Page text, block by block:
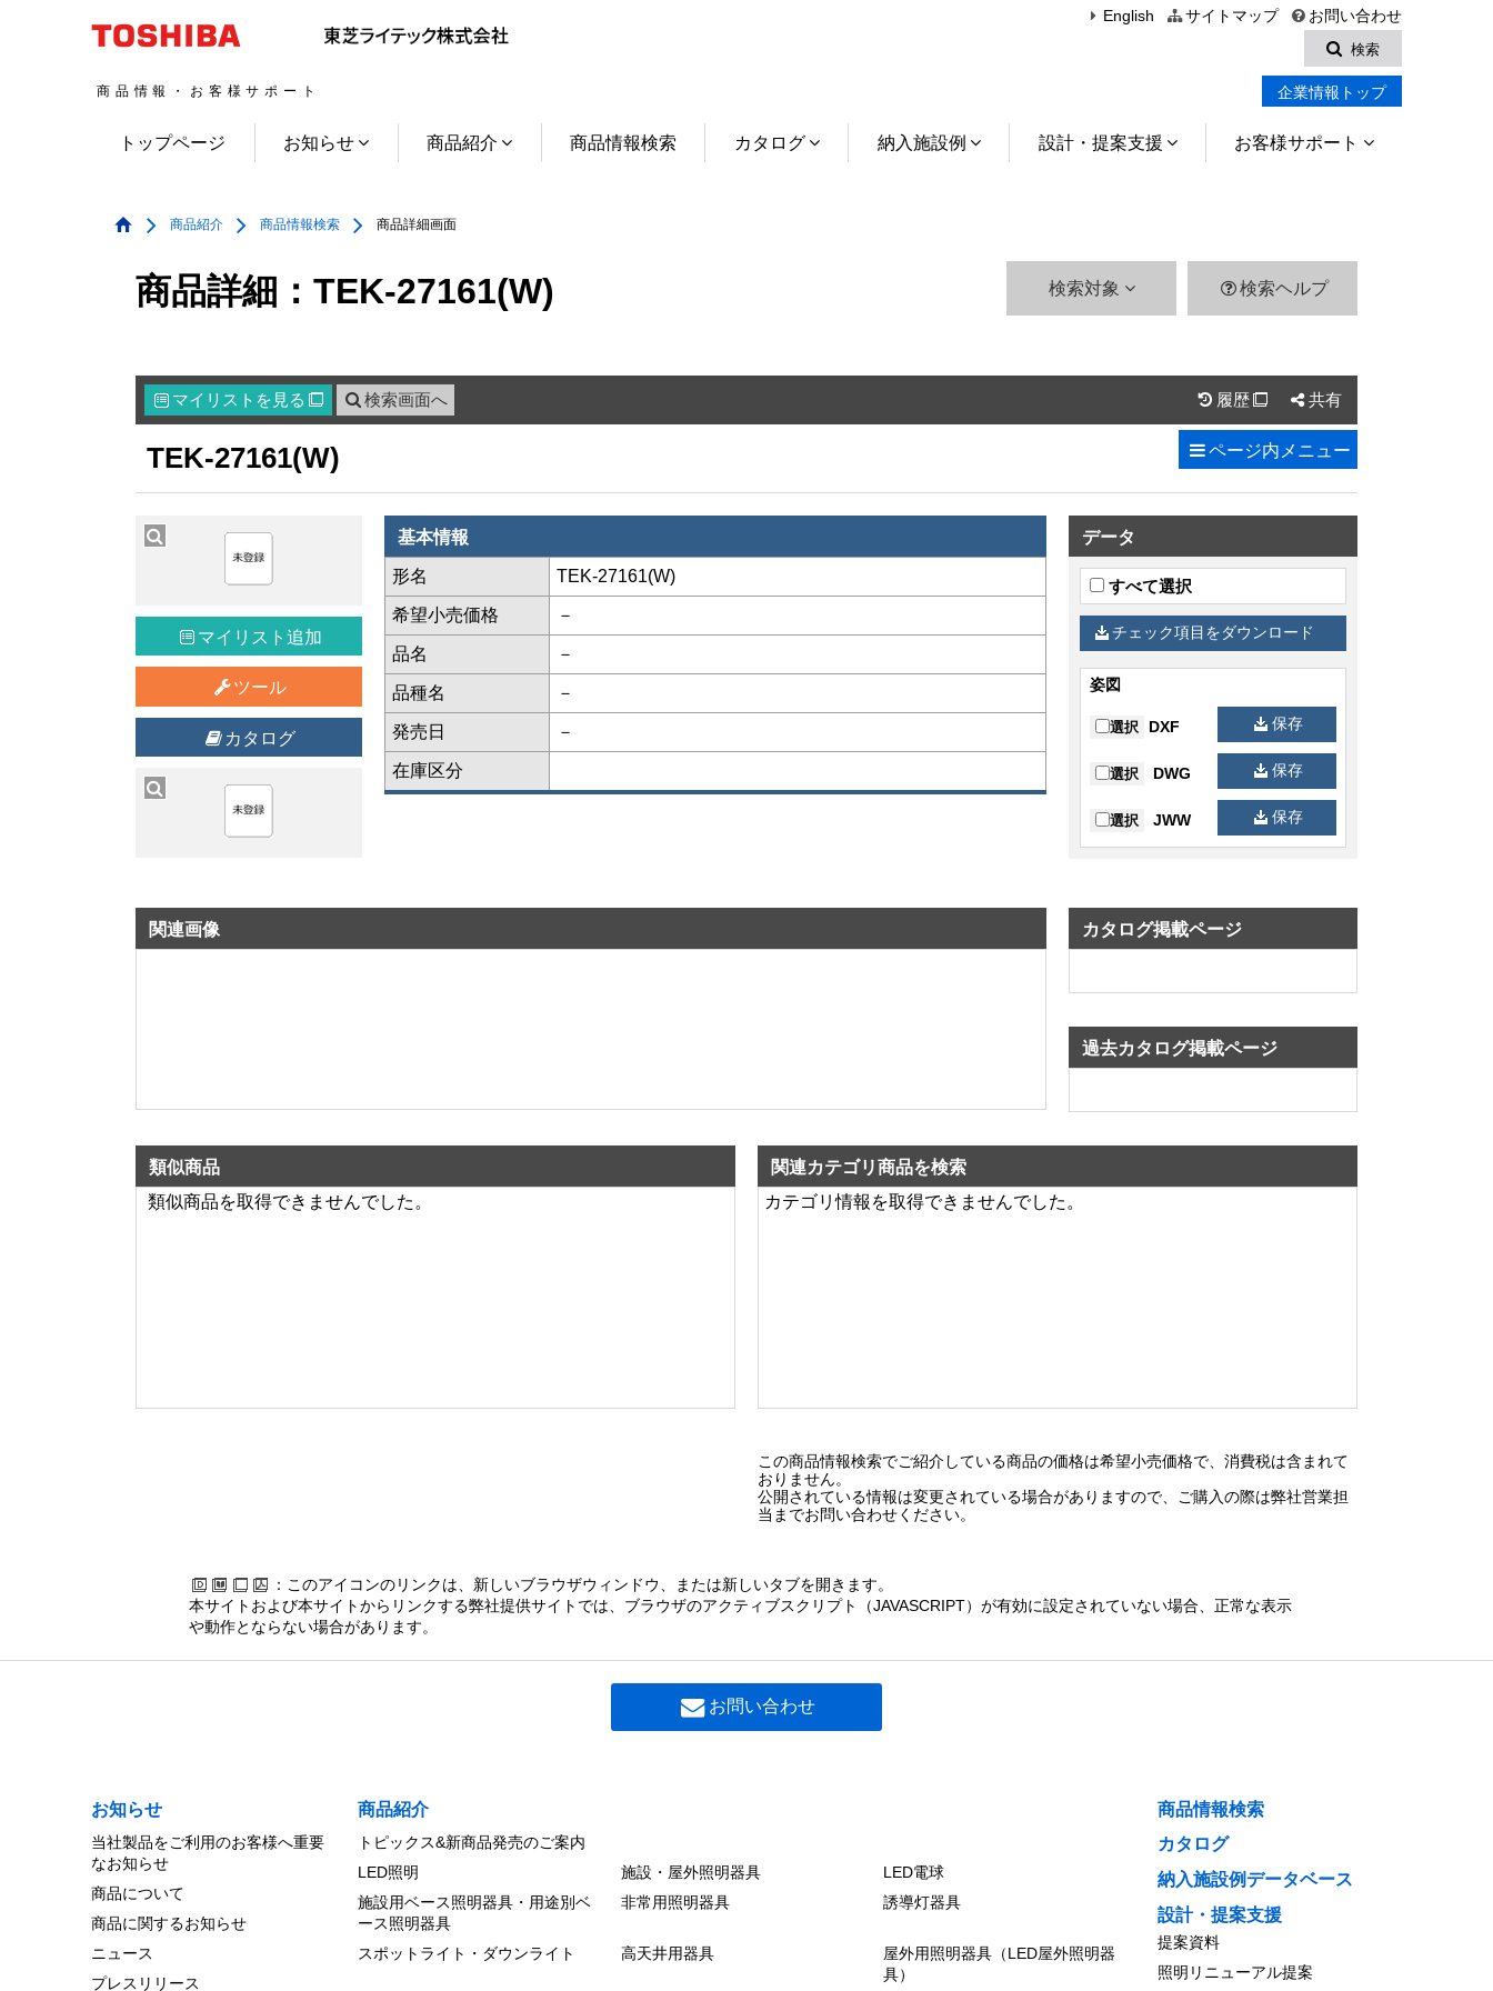
English サイトマップ
お問い合わせ
検索
商品情報・お客様サポート 企業情報トップ
トップページ お知らせ 商品紹介 商品情報検索 カタログ 納入施設例 設計・提案支援 お客様サポート
商品紹介 商品情報検索 商品詳細画面
商品詳細：TEK-27161(W) 検索対象 検索ヘルプ
マイリスト を見る  検索画面へ 履歴  共有
TEK-27161(W) ページ内 メニュー
マイリスト追加
ツール
カタログ
基本情報
形名 TEK-27161(W)
希望小売価格 －
品名 －
品種名 －
発売日 －
在庫区分
データ
すべて選択
チェック項目をダウンロード
姿図
選択 DXF 保存
選択 DWG 保存
選択 JWW 保存
関連画像 カタログ掲載ページ
過去カタログ掲載ページ
類似商品
類似商品を取得できませんでした。
関連カテゴリ商品を検索
カテゴリ情報を取得できませんでした。
この商品情報検索でご紹介している商品の価格は希望小売価格で、消費税は含まれて
おりません。
公開されている情報は変更されている場合がありますので、ご購入の際は弊社営業担
当までお問い合わせください。
：このアイコンのリンクは、新しいブラウザウィンドウ、または新しいタブを開きます。
本サイトおよび本サイトからリンクする弊社提供サイトでは、ブラウザのアクティブスクリプト（JAVASCRIPT）が有効に設定されていない場合、正常な表示
や動作とならない場合があります。
お問い合わせ
お知らせ
当社製品をご利用のお客様へ重要
なお知らせ
商品について
商品に関するお知らせ
ニュース
プレスリリース
商品紹介
トピックス&新商品発売のご案内
LED照明
施設・屋外照明器具
LED電球
施設用ベース照明器具・用途別ベ
ース照明器具
非常用照明器具 誘導灯器具
スポットライト・ダウンライト 高天井用器具
屋外用照明器具（LED屋外照明器
具）
商品情報検索
カタログ
納入施設例データベース
設計・提案支援
提案資料
照明リニューアル提案